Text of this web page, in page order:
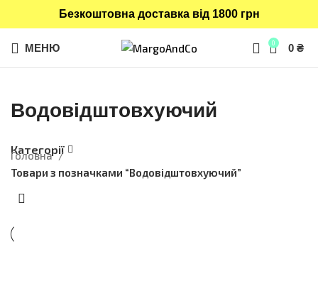
Безкоштовна доставка від 1800 грн
МЕНЮ 0 0 ₴
Водовідштовхуючий
Категорії
Головна
Товари з позначками “Водовідштовхуючий”